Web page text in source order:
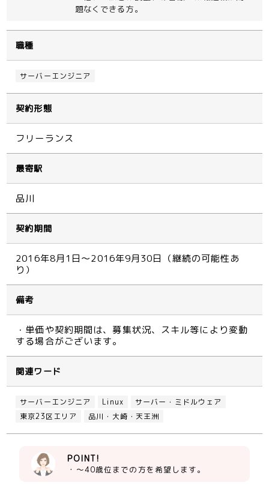
題なくできる方。
職種
サーバーエンジニア
契約形態
フリーランス
最寄駅
品川
契約期間
2016年8月1日～2016年9月30日（継続の可能性あ
り）
備考
・単価や契約期間は、募集状況、スキル等により変動
する場合がございます。
関連ワード
サーバーエンジニア Linux
サーバー・ミドルウェア
東京23区エリア
品川・大崎・天王洲
POINT!
・～40歳位までの方を希望します。